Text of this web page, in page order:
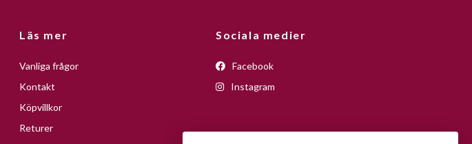
Läs mer
Vanliga frågor
Kontakt
Köpvillkor
Returer
Sociala medier
Facebook
Instagram